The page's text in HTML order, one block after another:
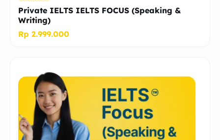
Private IELTS IELTS FOCUS (Speaking &
Writing)
Rp 2.999.000